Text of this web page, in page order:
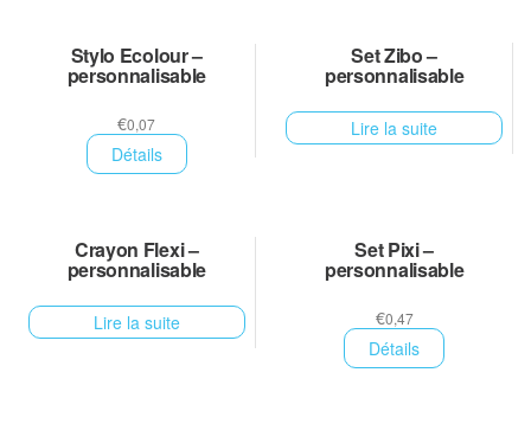
Stylo Ecolour –
personnalisable
€0,07
Détails
Set Zibo –
personnalisable
Lire la suite
Crayon Flexi –
personnalisable
Lire la suite
Set Pixi –
personnalisable
€0,47
Détails